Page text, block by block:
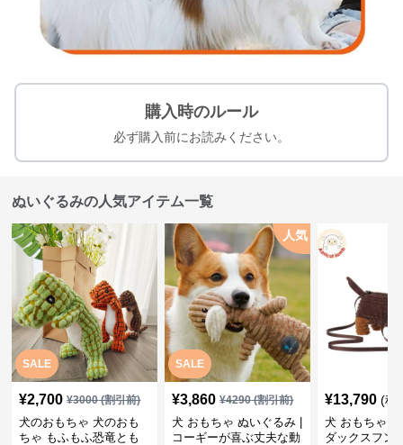
購入時のルール
必ず購入前にお読みください。
ぬいぐるみの人気アイテム一覧
SALE
¥2,700 ¥3000(割引前)
犬のおもちゃ 犬のおも
ちゃ もふもふ恐竜とも
SALE
人気
¥3,860 ¥4290(割引前)
犬 おもちゃ ぬいぐるみ |
コーギーが喜ぶ丈夫な動
¥13,790 (税
犬 おもちゃ
ダックスフン